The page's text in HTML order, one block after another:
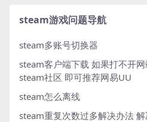
steam游戏问题导航
steam多账号切换器
steam客户端下载 如果打不开
steam社区 即可推荐网易UU
steam怎么离线
steam重复次数过多解决办法